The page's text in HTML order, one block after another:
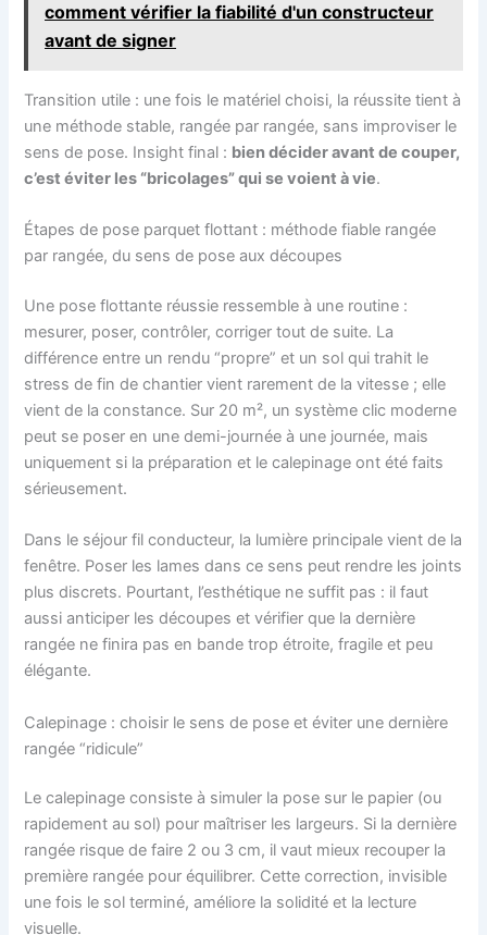
comment vérifier la fiabilité d'un constructeur
avant de signer
Transition utile : une fois le matériel choisi, la réussite tient à
une méthode stable, rangée par rangée, sans improviser le
sens de pose. Insight final : bien décider avant de couper,
c’est éviter les “bricolages” qui se voient à vie.
Étapes de pose parquet flottant : méthode fiable rangée
par rangée, du sens de pose aux découpes
Une pose flottante réussie ressemble à une routine :
mesurer, poser, contrôler, corriger tout de suite. La
différence entre un rendu “propre” et un sol qui trahit le
stress de fin de chantier vient rarement de la vitesse ; elle
vient de la constance. Sur 20 m², un système clic moderne
peut se poser en une demi-journée à une journée, mais
uniquement si la préparation et le calepinage ont été faits
sérieusement.
Dans le séjour fil conducteur, la lumière principale vient de la
fenêtre. Poser les lames dans ce sens peut rendre les joints
plus discrets. Pourtant, l’esthétique ne suffit pas : il faut
aussi anticiper les découpes et vérifier que la dernière
rangée ne finira pas en bande trop étroite, fragile et peu
élégante.
Calepinage : choisir le sens de pose et éviter une dernière
rangée “ridicule”
Le calepinage consiste à simuler la pose sur le papier (ou
rapidement au sol) pour maîtriser les largeurs. Si la dernière
rangée risque de faire 2 ou 3 cm, il vaut mieux recouper la
première rangée pour équilibrer. Cette correction, invisible
une fois le sol terminé, améliore la solidité et la lecture
visuelle.